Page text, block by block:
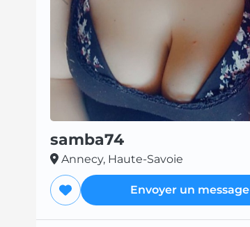
samba74
Annecy, Haute-Savoie
Envoyer un message